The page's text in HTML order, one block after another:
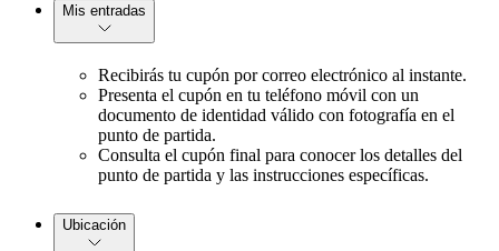
Mis entradas
Recibirás tu cupón por correo electrónico al instante.
Presenta el cupón en tu teléfono móvil con un
documento de identidad válido con fotografía en el
punto de partida.
Consulta el cupón final para conocer los detalles del
punto de partida y las instrucciones específicas.
Ubicación